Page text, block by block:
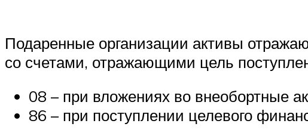
Подаренные организации активы
со счетами, отражающими цель
08 – при вложениях во внеобортные
86 – при поступлении целевого